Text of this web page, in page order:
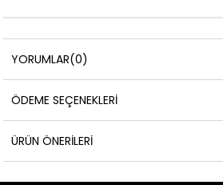
YORUMLAR(0)
ÖDEME SEÇENEKLERI
ÜRÜN ÖNERILERI